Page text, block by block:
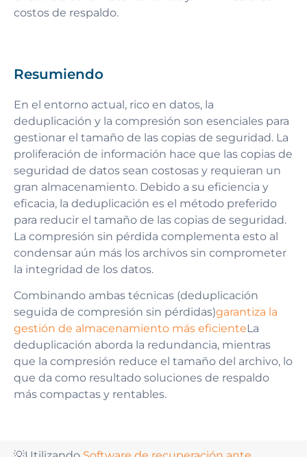
costos de respaldo.
Resumiendo
En el entorno actual, rico en datos, la
deduplicación y la compresión son esenciales para
gestionar el tamaño de las copias de seguridad. La
proliferación de información hace que las copias de
seguridad de datos sean costosas y requieran un
gran almacenamiento. Debido a su eficiencia y
eficacia, la deduplicación es el método preferido
para reducir el tamaño de las copias de seguridad.
La compresión sin pérdida complementa esto al
condensar aún más los archivos sin comprometer
la integridad de los datos.
Combinando ambas técnicas (deduplicación
seguida de compresión sin pérdidas)garantiza la
gestión de almacenamiento más eficienteLa
deduplicación aborda la redundancia, mientras
que la compresión reduce el tamaño del archivo, lo
que da como resultado soluciones de respaldo
más compactas y rentables.